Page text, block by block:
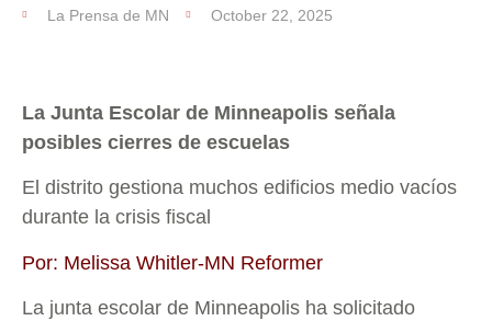
La Prensa de MN October 22, 2025
La Junta Escolar de Minneapolis señala
posibles cierres de escuelas
El distrito gestiona muchos edificios medio vacíos
durante la crisis fiscal
Por: Melissa Whitler-MN Reformer
La junta escolar de Minneapolis ha solicitado